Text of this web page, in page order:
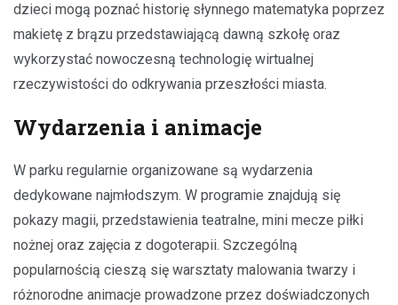
dzieci mogą poznać historię słynnego matematyka poprzez
makietę z brązu przedstawiającą dawną szkołę oraz
wykorzystać nowoczesną technologię wirtualnej
rzeczywistości do odkrywania przeszłości miasta.
Wydarzenia i animacje
W parku regularnie organizowane są wydarzenia
dedykowane najmłodszym. W programie znajdują się
pokazy magii, przedstawienia teatralne, mini mecze piłki
nożnej oraz zajęcia z dogoterapii. Szczególną
popularnością cieszą się warsztaty malowania twarzy i
różnorodne animacje prowadzone przez doświadczonych